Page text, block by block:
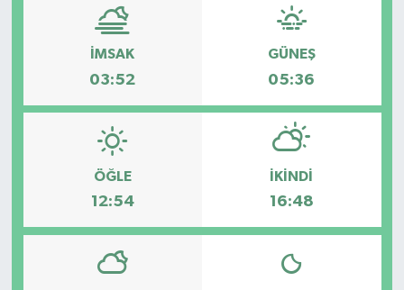
İMSAK
03:52
GÜNEŞ
05:36
ÖĞLE
12:54
İKINDI
16:48